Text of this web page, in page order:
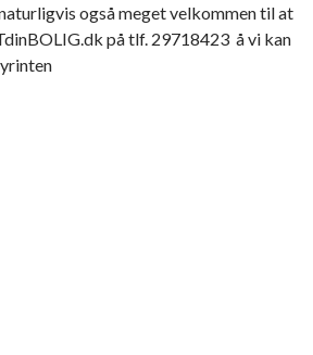
også meget velkommen til at
på tlf. 29718423 å vi kan